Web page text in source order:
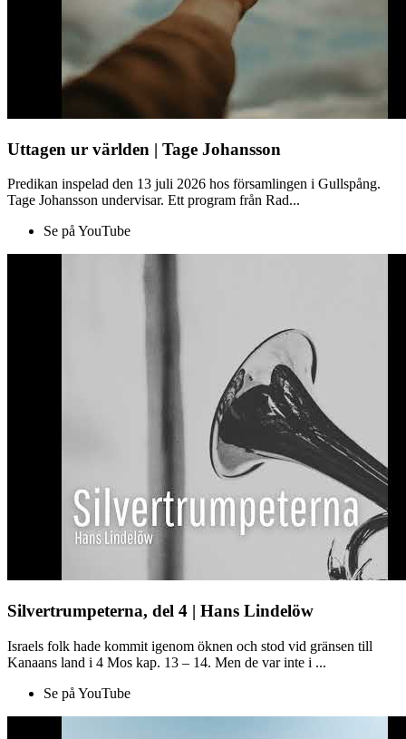
Uttagen ur världen | Tage Johansson
Predikan inspelad den 13 juli 2026 hos församlingen i Gullspång.
Tage Johansson undervisar. Ett program från Rad...
Se på YouTube
Silvertrumpeterna, del 4 | Hans Lindelöw
Israels folk hade kommit igenom öknen och stod vid gränsen till
Kanaans land i 4 Mos kap. 13 – 14. Men de var inte i ...
Se på YouTube